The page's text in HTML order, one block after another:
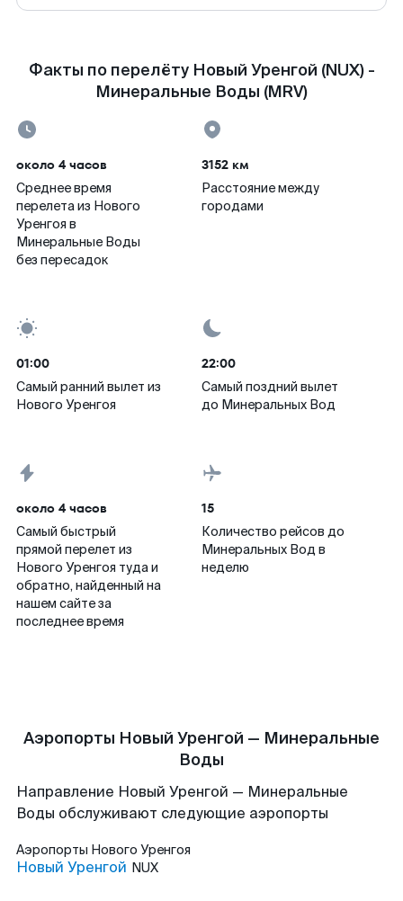
Факты по перелёту Новый Уренгой (NUX) -
Минеральные Воды (MRV)
около 4 часов
Среднее время
перелета из Нового
Уренгоя в
Минеральные Воды
без пересадок
3152 км
Расстояние между
городами
01:00
Самый ранний вылет из
Нового Уренгоя
22:00
Самый поздний вылет
до Минеральных Вод
около 4 часов
Самый быстрый
прямой перелет из
Нового Уренгоя туда и
обратно, найденный на
нашем сайте за
последнее время
15
Количество рейсов до
Минеральных Вод в
неделю
Аэропорты Новый Уренгой — Минеральные
Воды
Направление Новый Уренгой — Минеральные
Воды обслуживают следующие аэропорты
Аэропорты Нового Уренгоя
Новый Уренгой NUX